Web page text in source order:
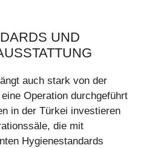
UND
auch stark von der
Operation durchgeführt
in der Türkei investieren
die mit
Hygienestandards